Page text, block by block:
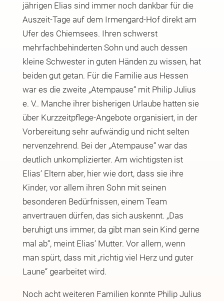
jährigen Elias sind immer noch dankbar für die
Auszeit-Tage auf dem Irmengard-Hof direkt am
Ufer des Chiemsees. Ihren schwerst
mehrfachbehinderten Sohn und auch dessen
kleine Schwester in guten Händen zu wissen, hat
beiden gut getan. Für die Familie aus Hessen
war es die zweite „Atempause“ mit Philip Julius
e. V.. Manche ihrer bisherigen Urlaube hatten sie
über Kurzzeitpflege-Angebote organisiert, in der
Vorbereitung sehr aufwändig und nicht selten
nervenzehrend. Bei der „Atempause“ war das
deutlich unkomplizierter. Am wichtigsten ist
Elias‘ Eltern aber, hier wie dort, dass sie ihre
Kinder, vor allem ihren Sohn mit seinen
besonderen Bedürfnissen, einem Team
anvertrauen dürfen, das sich auskennt. „Das
beruhigt uns immer, da gibt man sein Kind gerne
mal ab“, meint Elias‘ Mutter. Vor allem, wenn
man spürt, dass mit „richtig viel Herz und guter
Laune“ gearbeitet wird.
Noch acht weiteren Familien konnte Philip Julius